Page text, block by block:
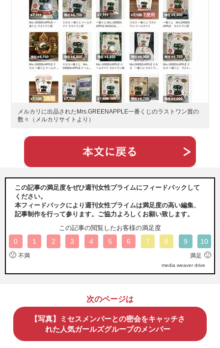
メルカリに出品されたMrs.GREENAPPLE一番くじのラストワン賞の
数々（メルカリサイトより）
この記事の満足度をぜひ週刊女性プライムにフィードバックして
ください。
本フィードバックにより週刊女性プライムは満足度の高い編集、
記事制作を行って参ります。ご協力よろしくお願い致します。
この記事の閲覧したお客様の満足度
0 1 2 3 4 5 6 7 8 9 10
🙁 不満 満足 🙂
media weaver drive
次のページは
【写真】ミセスメンバーとの密会をキャッチさ
れた人気ガールズグループのメンバー